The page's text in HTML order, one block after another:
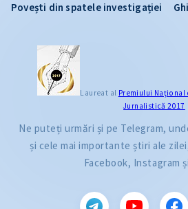
Povești din spatele investigației
Laureat al Premiului
Jurnalistică 2017
Ne puteți urmări și pe Telegram,
și cele mai importante știri ale
Facebook, Instagram